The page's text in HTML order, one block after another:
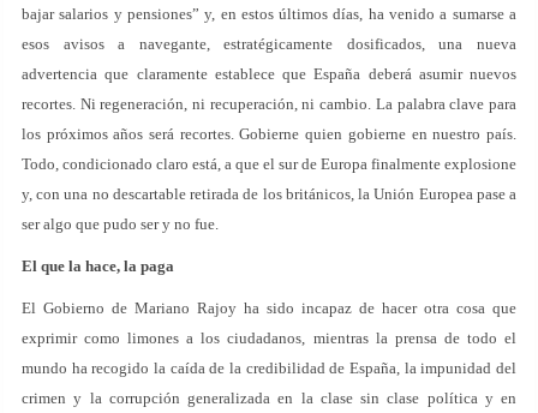
bajar salarios y pensiones” y, en estos últimos días, ha venido a sumarse a
esos avisos a navegante, estratégicamente dosificados, una nueva
advertencia que claramente establece que España deberá asumir nuevos
recortes. Ni regeneración, ni recuperación, ni cambio. La palabra clave para
los próximos años será recortes. Gobierne quien gobierne en nuestro país.
Todo, condicionado claro está, a que el sur de Europa finalmente explosione
y, con una no descartable retirada de los británicos, la Unión Europea pase a
ser algo que pudo ser y no fue.
El que la hace, la paga
El Gobierno de Mariano Rajoy ha sido incapaz de hacer otra cosa que
exprimir como limones a los ciudadanos, mientras la prensa de todo el
mundo ha recogido la caída de la credibilidad de España, la impunidad del
crimen y la corrupción generalizada en la clase sin clase política y en